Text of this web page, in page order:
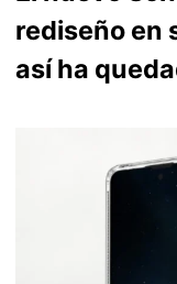
rediseño en
así ha